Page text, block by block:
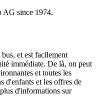
since 1974.
et est facilement
immédiate. De là, on peut
et toutes les
d'enfants et les offres de
d'informations sur